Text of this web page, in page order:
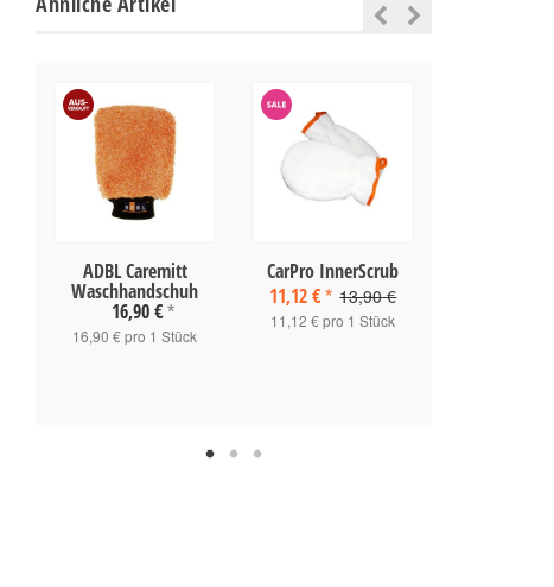
ADBL Caremitt
Waschhandschuh
16,90 € *
16,90 € pro 1 Stück
CarPro InnerScrub
11,12 € * 13,90 €
11,12 € pro 1 Stück